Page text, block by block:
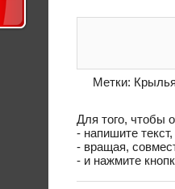
Метки:
Для того, чтобы
- напишите
- вращая,
- и нажмите